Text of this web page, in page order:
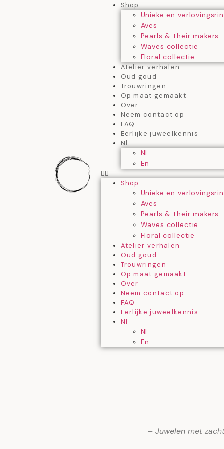
Shop
Unieke en
Aves
Pearls & their makers
Waves collectie
Floral collectie
Atelier verhalen
Oud goud
Trouwringen
Op maat gemaakt
Over
Neem contact op
FAQ
Eerlijke juweelkennis
Nl
Nl
En
Shop
Unieke en
Aves
Pearls & their makers
Waves collectie
Floral collectie
Atelier verhalen
Oud goud
Trouwringen
Op maat gemaakt
Over
Neem contact op
FAQ
Eerlijke juweelkennis
Nl
Nl
En
– Juwelen met